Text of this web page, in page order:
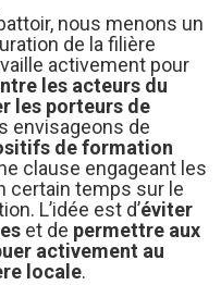
nous menons un
de la filière
activement pour
les acteurs du
les porteurs de
envisageons de
de formation
clause engageant les
certain temps sur le
L’idée est d’éviter
et de permettre aux
activement au
locale.